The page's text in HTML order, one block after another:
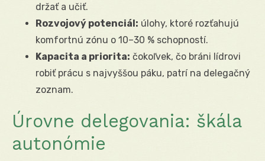
držať a učiť.
Rozvojový potenciál: úlohy, ktoré rozťahujú
komfortnú zónu o 10–30 % schopností.
Kapacita a priorita: čokoľvek, čo bráni lídrovi
robiť prácu s najvyššou páku, patrí na delegačný
zoznam.
Úrovne delegovania: škála
autonómie